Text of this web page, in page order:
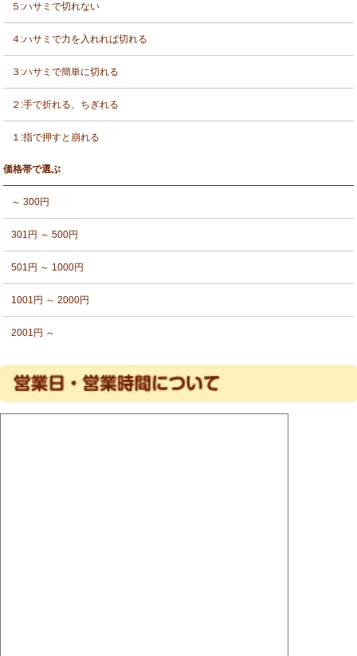
５:ハサミで切れない
４:ハサミで力を入れれば切れる
３:ハサミで簡単に切れる
２:手で折れる、ちぎれる
１:指で押すと崩れる
価格帯で選ぶ
～ 300円
301円 ～ 500円
501円 ～ 1000円
1001円 ～ 2000円
2001円 ～